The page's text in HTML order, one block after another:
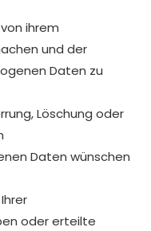
ihrem
und der
Daten zu
Löschung oder
Daten wünschen
oder erteilte